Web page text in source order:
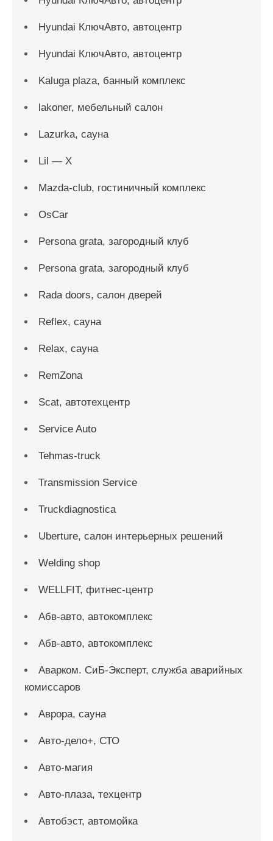
Hyundai КлючАвто, автоцентр
Hyundai КлючАвто, автоцентр
Kaluga plaza, банный комплекс
lakoner, мебельный салон
Lazurka, сауна
Lil — X
Mazda-club, гостиничный комплекс
OsCar
Persona grata, загородный клуб
Persona grata, загородный клуб
Rada doors, салон дверей
Reflex, сауна
Relax, сауна
RemZona
Scat, автотехцентр
Service Auto
Tehmas-truck
Transmission Service
Truckdiagnostica
Uberture, салон интерьерных решений
Welding shop
WELLFIT, фитнес-центр
Абв-авто, автокомплекс
Абв-авто, автокомплекс
Аварком. СиБ-Эксперт, служба аварийных
комиссаров
Аврора, сауна
Авто-дело+, СТО
Авто-магия
Авто-плаза, техцентр
Автобэст, автомойка